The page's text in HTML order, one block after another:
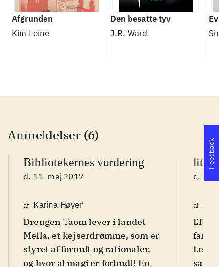
Afgrunden
Kim Leine
Den besatte tyv
J.R. Ward
Anmeldelser (6)
Bibliotekernes vurdering
d. 11. maj 2017
af Karina Høyer
Drengen Taom lever i landet
Mella, et kejserdrømme, som er
styret af fornuft og rationaler,
og hvor al magi er forbudt! En
d. 1.
af
Leths
Feedback